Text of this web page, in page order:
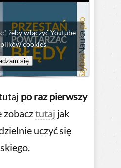
żeby włączyć Youtube
cookies
się
po raz pierwszy
zobacztutaj jak
uczyć się